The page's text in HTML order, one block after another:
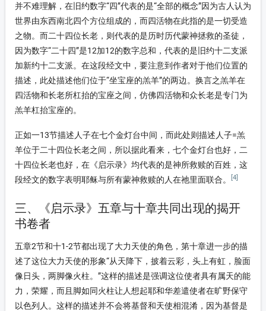
并不难理解，在旧约数字“四”代表的是“全部的概念”因为古人认为
世界由东西南北四个方位组成的，而四活物在此指的是一切受造
之物。而二十四位长老，则代表的是历时历代蒙神拯救的圣徒，
因为数字“二十四”是12加12的数字总和，代表的是旧约十二支派
加新约十二支派。在这段经文中，要注意到作者对于他们位置的
描述，此处描述他们位于“坐宝座的羔羊”的两边。换言之羔羊在
四活物和长老所杠抬的宝座之间，仿佛四活物和众长老是专门为
羔羊杠抬宝座的。
正如一13节描述人子在七个金灯台中间，而此处则描述人子=羔
羊位于二十四位长老之间，所以据此看来，七个金灯台也好，二
十四位长老也好，在《启示录》均代表的是神所救赎的百姓，这
段经文的数字表明耶稣与所有蒙神救赎的人在祂里面联合。
[4]
三、《启示录》五章与十章共同出现的揭开
书卷者
五章2节和十1-2节都出现了大力天使的角色，第十章进一步的描
述了这位大力天使的形象“从天降下，披着云彩，头上有虹，脸面
像日头，两脚像火柱。”这样的描述是强调这位使者具有属天的能
力，荣耀，而且脚如同火柱让人想起耶和华差遣使者在旷野保守
以色列人。这样的描述并不会将基督和天使相混淆，因为基督是